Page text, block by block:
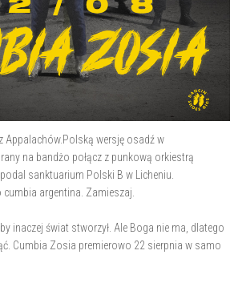
Appalachów.Polską wersję osadź w
na bandżo połącz z punkową orkiestrą
sanktuarium Polski B w Licheniu.
argentina. Zamieszaj.
inaczej świat stworzył. Ale Boga nie ma, dlatego
Cumbia Zosia premierowo 22 sierpnia w samo